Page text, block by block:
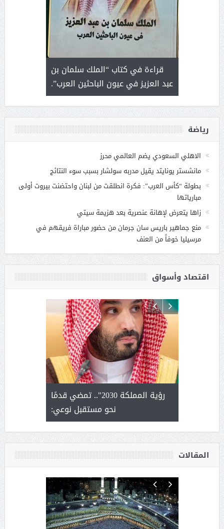
قراءة في كتاب “الملك سلمان بن
عبد العزيز في عيون الباحثين العرب”.
لايعرف
رياضة
الاهلي السعودي يضم العالمي محرز
مانشستر يونايتد يقيل مدربه سولشار بسبب سوء النتائج
بطولة “كأس العرب”: فكرة انطلقت من لبنان واحتضنت بيروت أولى
مبارياتها
زاها يتعرض لإهانة عنصرية بعد هزيمة سيتي
منع جماهير باريس سان جرمان من حضور مباراة فريقهم في
مرسيليا خوفاً من العنف
اقتصاد وأسواق
يحصل
رؤية المملكة 2030".. تمضي قدمًا
نحو مستقبل نوعي:
ورشة
عنيزة
المقالات